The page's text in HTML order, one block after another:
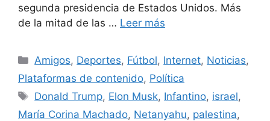
segunda presidencia de Estados Unidos. Más
de la mitad de las … Leer más
Categorías
Amigos, Deportes, Fútbol, Internet, Noticias,
Plataformas de contenido, Política
Etiquetas
Donald Trump, Elon Musk, Infantino, israel,
María Corina Machado, Netanyahu, palestina,